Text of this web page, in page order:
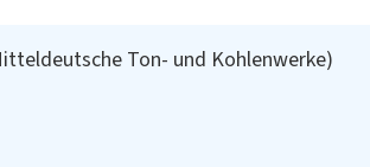
Ton- und Kohlenwerke)